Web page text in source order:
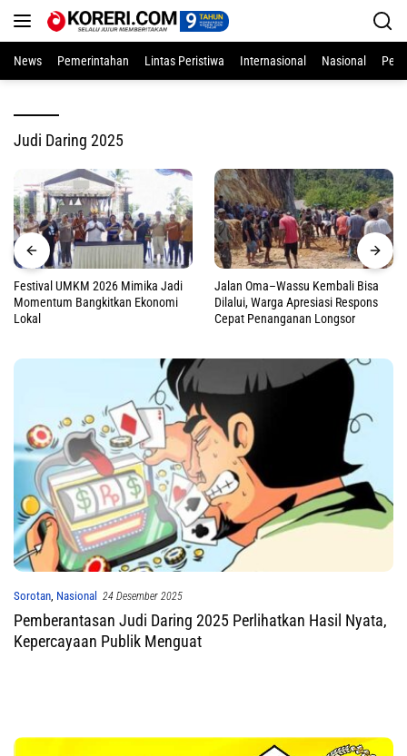
News
Pemerintahan Lintas Peristiwa Internasional Nasional
Judi Daring 2025
Festival UMKM 2026 Mimika Jadi
Momentum Bangkitkan Ekonomi
Lokal
Jalan Oma–Wassu Kembali Bisa
Dilalui, Warga Apresiasi Respons
Cepat Penanganan Longsor
Sorotan, Nasional 24 Desember 2025
Pemberantasan Judi Daring 2025 Perlihatkan Hasil Nyata,
Kepercayaan Publik Menguat